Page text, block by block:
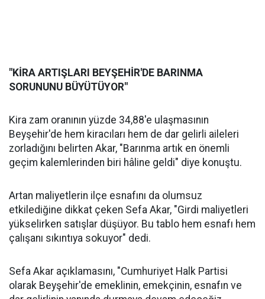
"KİRA ARTIŞLARI BEYŞEHİR'DE BARINMA
SORUNUNU BÜYÜTÜYOR"
Kira zam oranının yüzde 34,88'e ulaşmasının
Beyşehir'de hem kiracıları hem de dar gelirli aileleri
zorladığını belirten Akar, "Barınma artık en önemli
geçim kalemlerinden biri hâline geldi" diye konuştu.
Artan maliyetlerin ilçe esnafını da olumsuz
etkilediğine dikkat çeken Sefa Akar, "Girdi maliyetleri
yükselirken satışlar düşüyor. Bu tablo hem esnafı hem
çalışanı sıkıntıya sokuyor" dedi.
Sefa Akar açıklamasını, "Cumhuriyet Halk Partisi
olarak Beyşehir'de emeklinin, emekçinin, esnafın ve